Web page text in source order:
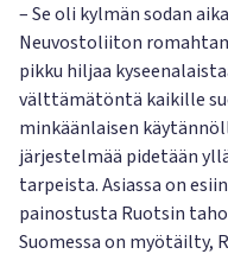
– Se oli kylmän sodan
Neuvostoliiton
pikku hiljaa
välttämätöntä kaikille
minkäänlaisen
järjestelmää pidetään
tarpeista. Asiassa on
painostusta Ruotsin
Suomessa on myötäilty,